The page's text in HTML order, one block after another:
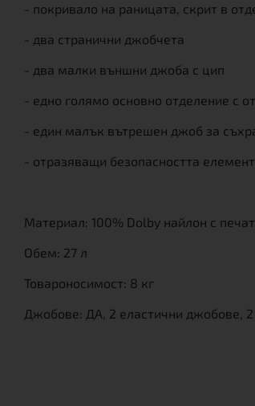
- покривало на раницата, скрит в
- два странични джобчета
- два малки външни джоба с цип
- едно голямо основно отделение с
- един малък вътрешен джоб за
- отразяващи безопасността
Материал: 100% Dolby найлон с печат
Обем: 27 л
Товароносимост: 8 кг
Джобове: ДА, 2 еластични джобове,